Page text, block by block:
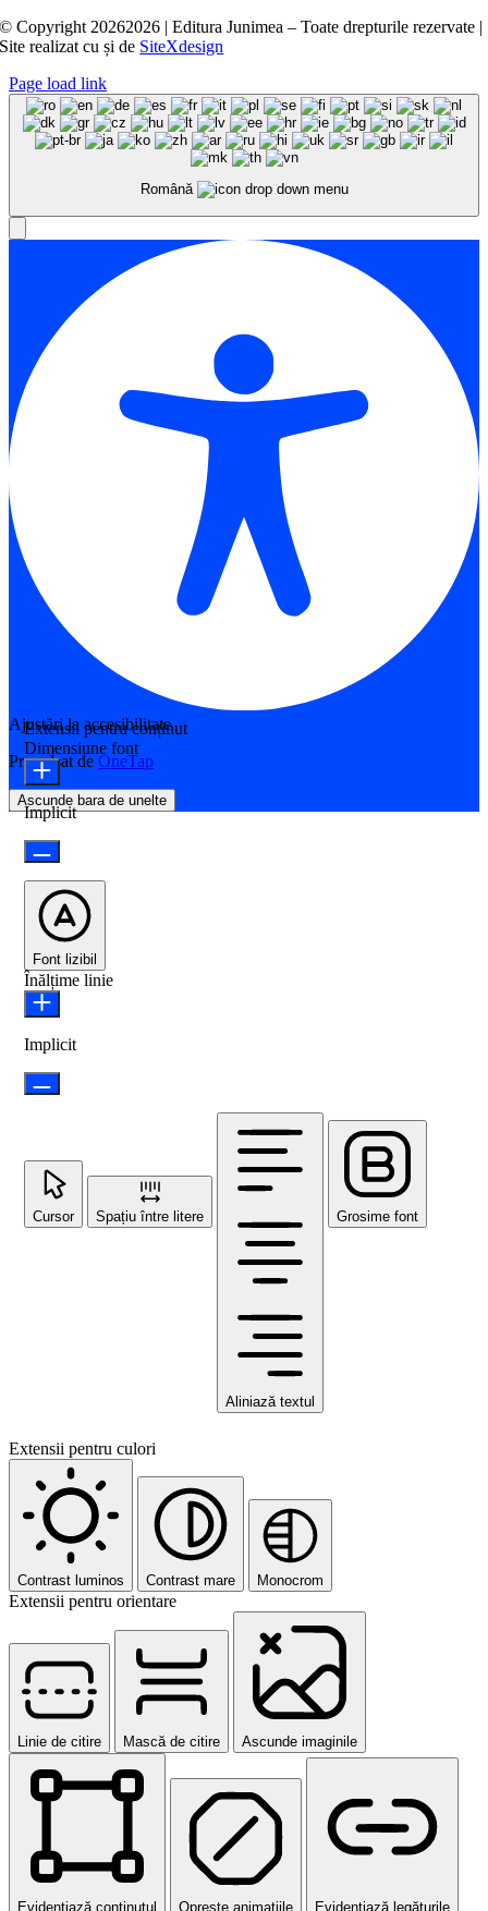
© Copyright 20262026 | Editura Junimea – Toate drepturile rezervate |
Site realizat cușide SiteXdesign
Page load link
Română
Ajustări la accesibilitate
Propulsat de OneTap
Ascunde bara de unelte
Extensii pentru conținut
Dimensiune font
Implicit
Font lizibil
Înălțime linie
Implicit
Cursor Spațiu între litere
Aliniază textul
Grosime font
Extensii pentru culori
Contrast luminos Contrast mare Monocrom
Extensii pentru orientare
Linie de citire Mască de citire Ascunde imaginile
Evidențiază conținutul Oprește animațiile Evidențiază legăturile